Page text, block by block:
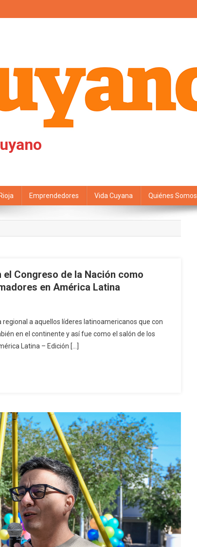
Emprendedores Vida Cuyana Quiénes Somos
Congreso de la Nación como
en América Latina
a aquellos líderes latinoamericanos que con
en el continente y así fue como el salón de los
Latina – Edición […]